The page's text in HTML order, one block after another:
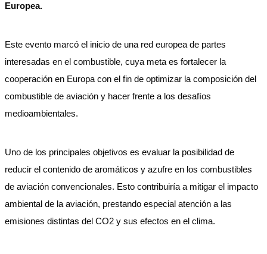
Europea.
Este evento marcó el inicio de una red europea de partes
interesadas en el combustible, cuya meta es fortalecer la
cooperación en Europa con el fin de optimizar la composición del
combustible de aviación y hacer frente a los desafíos
medioambientales.
Uno de los principales objetivos es evaluar la posibilidad de
reducir el contenido de aromáticos y azufre en los combustibles
de aviación convencionales. Esto contribuiría a mitigar el impacto
ambiental de la aviación, prestando especial atención a las
emisiones distintas del CO2 y sus efectos en el clima.